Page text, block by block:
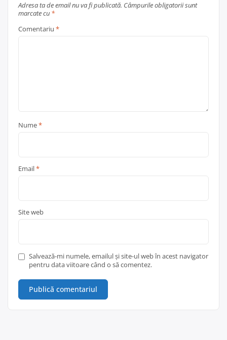
Adresa ta de email nu va fi publicată. Câmpurile obligatorii sunt
marcate cu *
Comentariu *
Nume*
Email*
Site web
Salvează-mi numele, emailul și site-ul web în acest navigator
pentru data viitoare când o să comentez.